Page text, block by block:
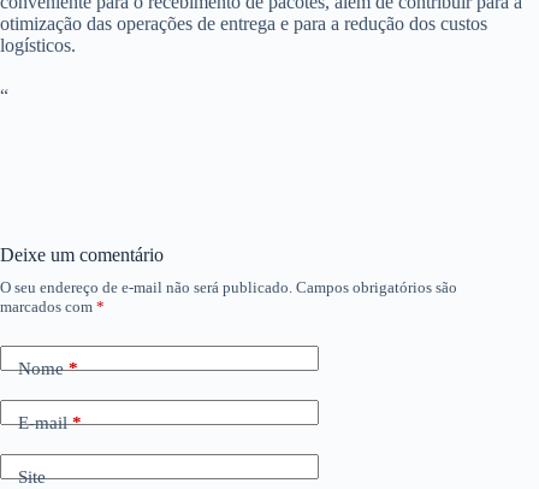
otimização das operações de entrega e para a redução dos custos
logísticos.
“
Deixe um comentário
O seu endereço de e-mail não será publicado. Campos obrigatórios são
marcados com *
Nome*
E-mail*
Site